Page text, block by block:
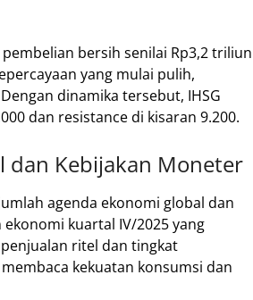
bersih senilai Rp3,2 triliun
yang mulai pulih,
dinamika tersebut, IHSG
dan resistance di kisaran 9.200.
dan Kebijakan Moneter
agenda ekonomi global dan
kuartal IV/2025 yang
ritel dan tingkat
kekuatan konsumsi dan